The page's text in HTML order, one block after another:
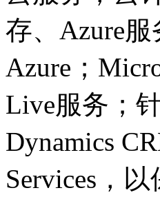
存、Azure
Azure；
Live服务；
Dynamics
Services，